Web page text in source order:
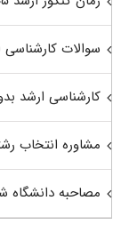
سوالات کارشناسی
کارشناسی ارشد
مشاوره انتخاب
مصاحبه دانشگاه